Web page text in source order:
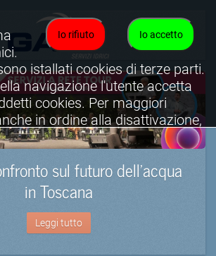
sul futuro dell’acqua
in Toscana
Leggi tutto
Io accetto
Io rifiuto
istallati cookies di terze parti.
navigazione l'utente accetta
cookies. Per maggiori
in ordine alla disattivazione,
l'informativa cookies
completa.